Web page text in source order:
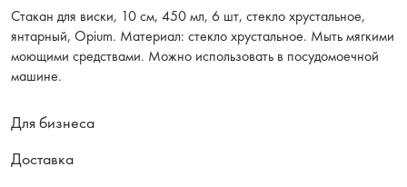
Стакан для виски, 10 см, 450 мл, 6 шт, стекло хрустальное,
янтарный, Opium. Материал: стекло хрустальное. Мыть мягкими
моющими средствами. Можно использовать в посудомоечной
машине.
Для бизнеса
Доставка